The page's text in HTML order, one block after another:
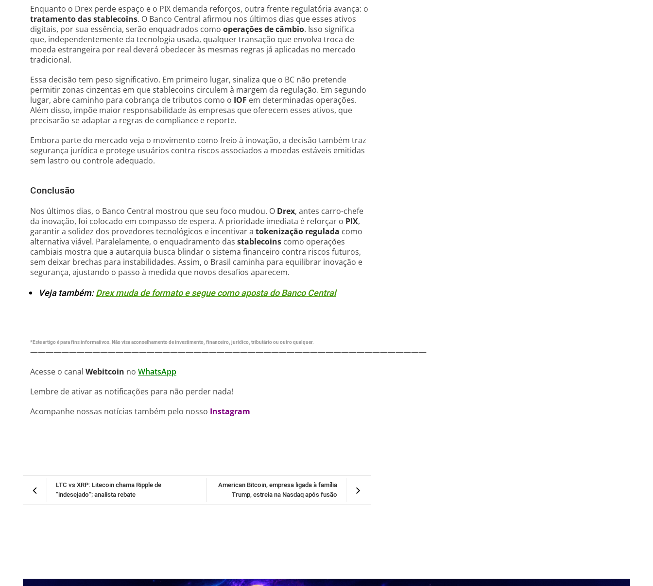
Enquanto o Drex perde espaço e o PIX demanda reforços, outra frente regulatória avança: o
tratamento das stablecoins. O Banco Central afirmou nos últimos dias que esses ativos
digitais, por sua essência, serão enquadrados como operações de câmbio. Isso significa
que, independentemente da tecnologia usada, qualquer transação que envolva troca de
moeda estrangeira por real deverá obedecer às mesmas regras já aplicadas no mercado
tradicional.
Essa decisão tem peso significativo. Em primeiro lugar, sinaliza que o BC não pretende
permitir zonas cinzentas em que stablecoins circulem à margem da regulação. Em segundo
lugar, abre caminho para cobrança de tributos como o IOF em determinadas operações.
Além disso, impõe maior responsabilidade às empresas que oferecem esses ativos, que
precisarão se adaptar a regras de compliance e reporte.
Embora parte do mercado veja o movimento como freio à inovação, a decisão também traz
segurança jurídica e protege usuários contra riscos associados a moedas estáveis emitidas
sem lastro ou controle adequado.
Conclusão
Nos últimos dias, o Banco Central mostrou que seu foco mudou. O Drex, antes carro-chefe
da inovação, foi colocado em compasso de espera. A prioridade imediata é reforçar o PIX,
garantir a solidez dos provedores tecnológicos e incentivar a tokenização regulada como
alternativa viável. Paralelamente, o enquadramento das stablecoins como operações
cambiais mostra que a autarquia busca blindar o sistema financeiro contra riscos futuros,
sem deixar brechas para instabilidades. Assim, o Brasil caminha para equilibrar inovação e
segurança, ajustando o passo à medida que novos desafios aparecem.
Veja também:Drex muda de formato e segue como aposta do Banco Central
*Este artigo é para fins informativos. Não visa aconselhamento de investimento, financeiro, jurídico, tributário ou outro qualquer.
———————————————————————————————————————————————————
Acesse o canal Webitcoin no WhatsApp
Lembre de ativar as notificações para não perder nada!
Acompanhe nossas notícias também pelo nosso Instagram
American Bitcoin, empresa ligada à família
Trump, estreia na Nasdaq após fusão
LTC vs XRP: Litecoin chama Ripple de
“indesejado”; analista rebate